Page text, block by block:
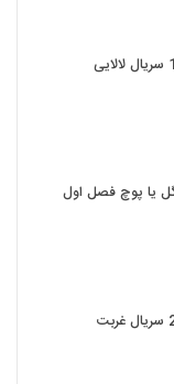
گل یا پوچ فصل اول